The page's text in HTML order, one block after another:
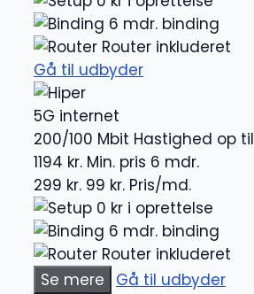
6 mdr. binding
Router inkluderet
Gå til udbyder
5G internet
200/100 Mbit Hastighed op til
1194 kr. Min. pris 6 mdr.
299 kr. 99 kr. Pris/md.
0 kr i oprettelse
6 mdr. binding
Router inkluderet
Se mere
Gå til udbyder